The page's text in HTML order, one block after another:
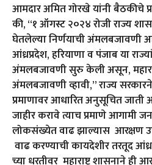
आमदार अमित गोरखे यांनी बैठकीचे
की, “१ ऑगस्ट २०२४ रोजी राज्य
घेतलेल्या निर्णयाची अंमलबजावणी
आंध्रप्रदेश, हरियाणा व पंजाब या
अंमलबजावणी सुरु केली असून,
अंमलबजावणी व्हावी,” राज्य
प्रमाणावर आधारित अनुसूचित जाती
जाहीर करावे त्याच प्रमाणे आगामी
लोकसंख्येत वाढ झाल्यास आरक्षण
वाढ करण्याची कायदेशीर तरतूद